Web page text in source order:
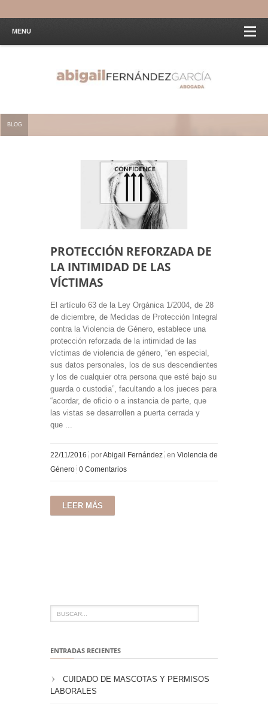
MENU
BLOG
PROTECCIÓN REFORZADA DE
LA INTIMIDAD DE LAS
VÍCTIMAS
El artículo 63 de la Ley Orgánica 1/2004, de 28
de diciembre, de Medidas de Protección Integral
contra la Violencia de Género, establece una
protección reforzada de la intimidad de las
víctimas de violencia de género, “en especial,
sus datos personales, los de sus descendientes
y los de cualquier otra persona que esté bajo su
guarda o custodia”, facultando a los jueces para
“acordar, de oficio o a instancia de parte, que
las vistas se desarrollen a puerta cerrada y
que ...
22/11/2016 porAbigail Fernández en Violencia de
Género 0 Comentarios
LEER MÁS
ENTRADAS RECIENTES
CUIDADO DE MASCOTAS Y PERMISOS
LABORALES